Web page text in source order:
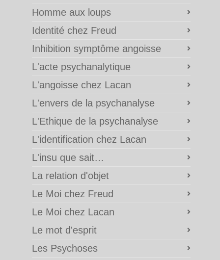
Homme aux loups
Identité chez Freud
Inhibition symptôme angoisse
L'acte psychanalytique
L'angoisse chez Lacan
L'envers de la psychanalyse
L'Ethique de la psychanalyse
L'identification chez Lacan
L'insu que sait…
La relation d'objet
Le Moi chez Freud
Le Moi chez Lacan
Le mot d'esprit
Les Psychoses